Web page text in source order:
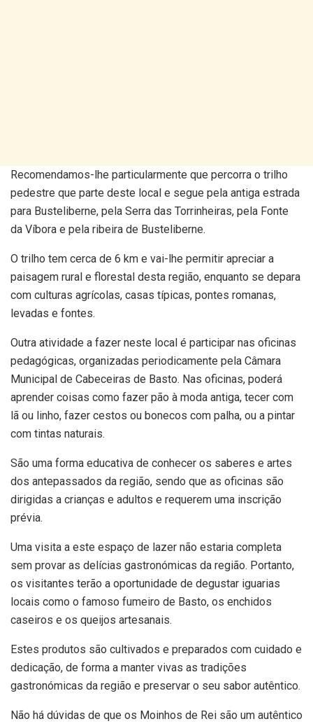
Recomendamos-lhe particularmente que percorra o trilho
pedestre que parte deste local e segue pela antiga estrada
para Busteliberne, pela Serra das Torrinheiras, pela Fonte
da Víbora e pela ribeira de Busteliberne.
O trilho tem cerca de 6 km e vai-lhe permitir apreciar a
paisagem rural e florestal desta região, enquanto se depara
com culturas agrícolas, casas típicas, pontes romanas,
levadas e fontes.
Outra atividade a fazer neste local é participar nas oficinas
pedagógicas, organizadas periodicamente pela Câmara
Municipal de Cabeceiras de Basto. Nas oficinas, poderá
aprender coisas como fazer pão à moda antiga, tecer com
lã ou linho, fazer cestos ou bonecos com palha, ou a pintar
com tintas naturais.
São uma forma educativa de conhecer os saberes e artes
dos antepassados da região, sendo que as oficinas são
dirigidas a crianças e adultos e requerem uma inscrição
prévia.
Uma visita a este espaço de lazer não estaria completa
sem provar as delícias gastronómicas da região. Portanto,
os visitantes terão a oportunidade de degustar iguarias
locais como o famoso fumeiro de Basto, os enchidos
caseiros e os queijos artesanais.
Estes produtos são cultivados e preparados com cuidado e
dedicação, de forma a manter vivas as tradições
gastronómicas da região e preservar o seu sabor autêntico.
Não há dúvidas de que os Moinhos de Rei são um autêntico